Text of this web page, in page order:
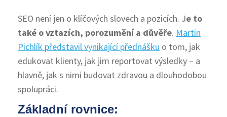
SEO není jen o klíčových slovech a pozicích. Je to
také o vztazích, porozumění a důvěře. Martin
Pichlík představil vynikající přednášku o tom, jak
edukovat klienty, jak jim reportovat výsledky – a
hlavně, jak s nimi budovat zdravou a dlouhodobou
spolupráci.
Základní rovnice: